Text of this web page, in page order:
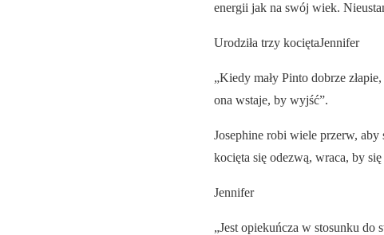
energii jak na swój wiek.
Urodziła trzy kociętaJennifer
„Kiedy mały Pinto dobrze
ona wstaje, by wyjść”.
Josephine robi wiele przerw,
kocięta się odezwą, wraca, by
Jennifer
„Jest opiekuńcza w stosunku do